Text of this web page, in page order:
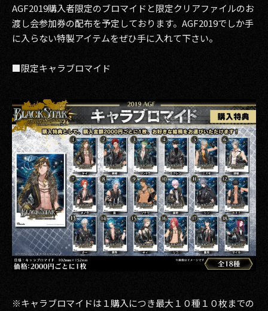
AGF2019購入者限定のブロマイドと限定クリアファイルのお
渡し会参加券の配布を予定しております。AGF2019でしか手
に入らない特製アイテムをぜひ手に入れて下さい。
■限定キャラブロマイド
※キャラブロマイドは１購入につき最大１０種１０枚までの